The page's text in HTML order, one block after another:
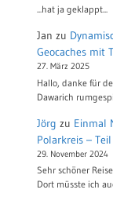
...hat ja geklappt...
Jan zu
Geocaches mit
27. März 2025
Hallo, danke für
Dawarich
Jörg zu Einmal
Polarkreis –
29. November 2024
Sehr schöner
Dort müsste ich